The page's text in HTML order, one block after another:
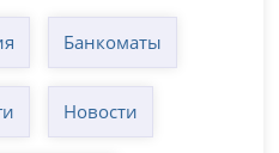
Банкоматы
Новости